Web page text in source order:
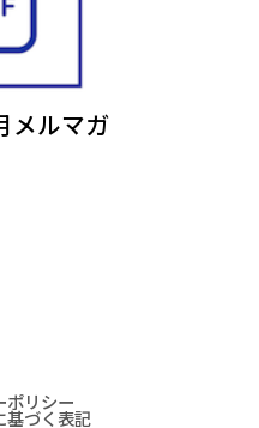
メルマガ
ポリシー
基づく表記